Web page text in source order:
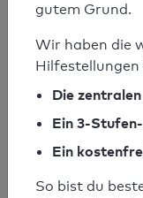
gutem Grund.
Wir haben die
Die
Ein 3-
Ein
So bist du